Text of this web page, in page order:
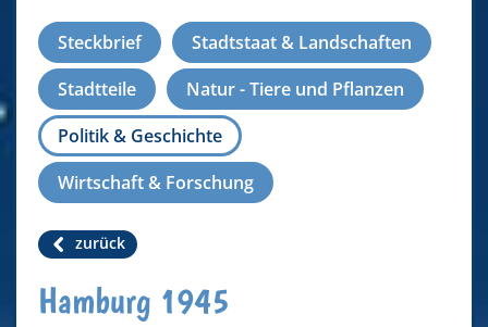
Steckbrief
Stadtstaat & Landschaften
Stadtteile
Natur - Tiere und Pflanzen
Politik & Geschichte
Wirtschaft & Forschung
zurück
Hamburg 1945